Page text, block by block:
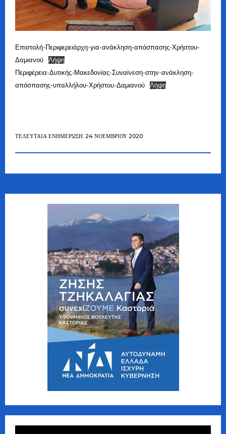
Επιστολή-Περιφερειάρχη-για-ανάκληση-απόσπασης-Χρήστου-
Δαμιανού
Λήψη
Περιφέρεια-Δυτικής-Μακεδονίας-Συναίνεση-στην-ανάκληση-
απόσπασης-υπαλλήλου-Χρήστου-Δαμιανού
Λήψη
ΤΕΛΕΥΤΑΊΑ ΕΝΗΜΈΡΩΣΗ: 24 ΝΟΕΜΒΡΊΟΥ 2020